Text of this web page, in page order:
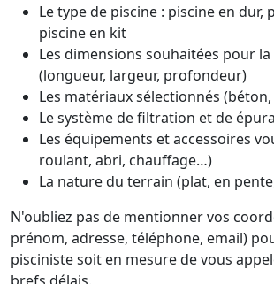
Le type de piscine : piscine en dur,
piscine en kit
Les dimensions souhaitées pour
(longueur, largeur, profondeur)
Les matériaux sélectionnés
Le système de filtration et de
Les équipements et accessoires
roulant, abri, chauffage…)
La nature du terrain (plat, en
N'oubliez pas de mentionner vos
prénom, adresse, téléphone, email)
pisciniste soit en mesure de vous